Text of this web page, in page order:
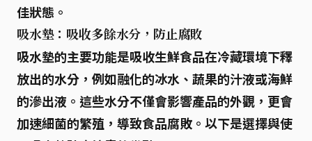
佳狀態。
吸水墊：吸收多餘水分，防止腐敗
吸水墊的主要功能是吸收生鮮食品在冷藏環境下釋
放出的水分，例如融化的冰水、蔬果的汁液或海鮮
的滲出液。這些水分不僅會影響產品的外觀，更會
加速細菌的繁殖，導致食品腐敗。以下是選擇與使